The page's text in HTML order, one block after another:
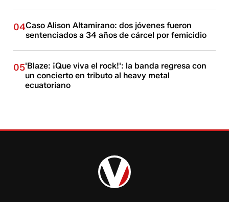
04Caso Alison Altamirano: dos jóvenes fueron
sentenciados a 34 años de cárcel por femicidio
05'Blaze: ¡Que viva el rock!': la banda regresa con
un concierto en tributo al heavy metal
ecuatoriano